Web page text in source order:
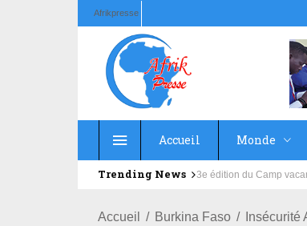
Afrikpresse
Accueil Monde
Trending News Education : la fédération
Accueil Burkina Faso